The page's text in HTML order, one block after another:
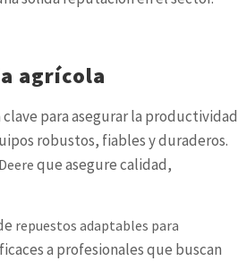
agrícola
para asegurar la productividad
robustos, fiables y duraderos.
que asegure calidad,
repuestos adaptables para
a profesionales que buscan